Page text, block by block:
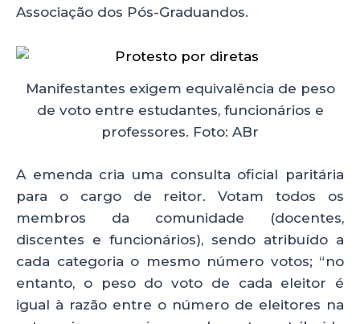
Associação dos Pós-Graduandos.
Manifestantes exigem equivalência de peso
de voto entre estudantes, funcionários e
professores. Foto: ABr
A emenda cria uma consulta oficial paritária
para o cargo de reitor. Votam todos os
membros da comunidade (docentes,
discentes e funcionários), sendo atribuído a
cada categoria o mesmo número votos; “no
entanto, o peso do voto de cada eleitor é
igual à razão entre o número de eleitores na